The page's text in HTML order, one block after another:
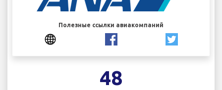
Полезные ссылки авиакомпаний
48